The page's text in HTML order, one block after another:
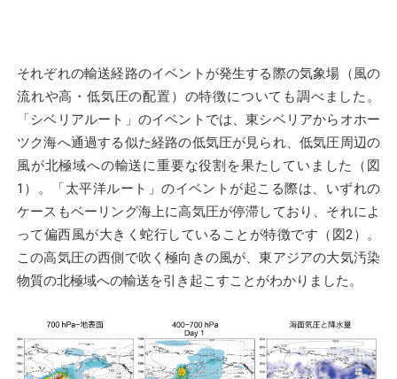
それぞれの輸送経路のイベントが発生する際の気象場（風の
流れや高・低気圧の配置）の特徴についても調べました。
「シベリアルート」のイベントでは、東シベリアからオホー
ツク海へ通過する似た経路の低気圧が見られ、低気圧周辺の
風が北極域への輸送に重要な役割を果たしていました（図
1）。「太平洋ルート」のイベントが起こる際は、いずれの
ケースもベーリング海上に高気圧が停滞しており、それによ
って偏西風が大きく蛇行していることが特徴です（図2）。
この高気圧の西側で吹く極向きの風が、東アジアの大気汚染
物質の北極域への輸送を引き起こすことがわかりました。